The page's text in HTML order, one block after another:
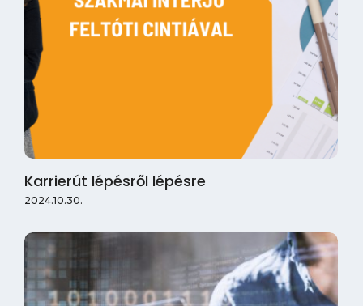
Karrierút lépésről lépésre
2024.10.30.